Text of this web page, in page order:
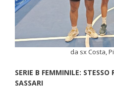
da sx Costa,
SERIE B FEMMINILE:
SASSARI